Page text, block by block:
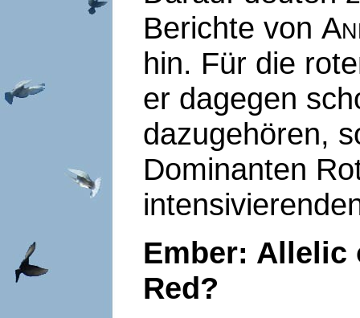
Berichte von
hin. Für die
er dagegen
dazugehören,
Dominanten
Ember: Allelic
Red?